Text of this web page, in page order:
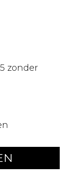
zonder